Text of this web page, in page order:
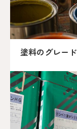
塗料のグレード